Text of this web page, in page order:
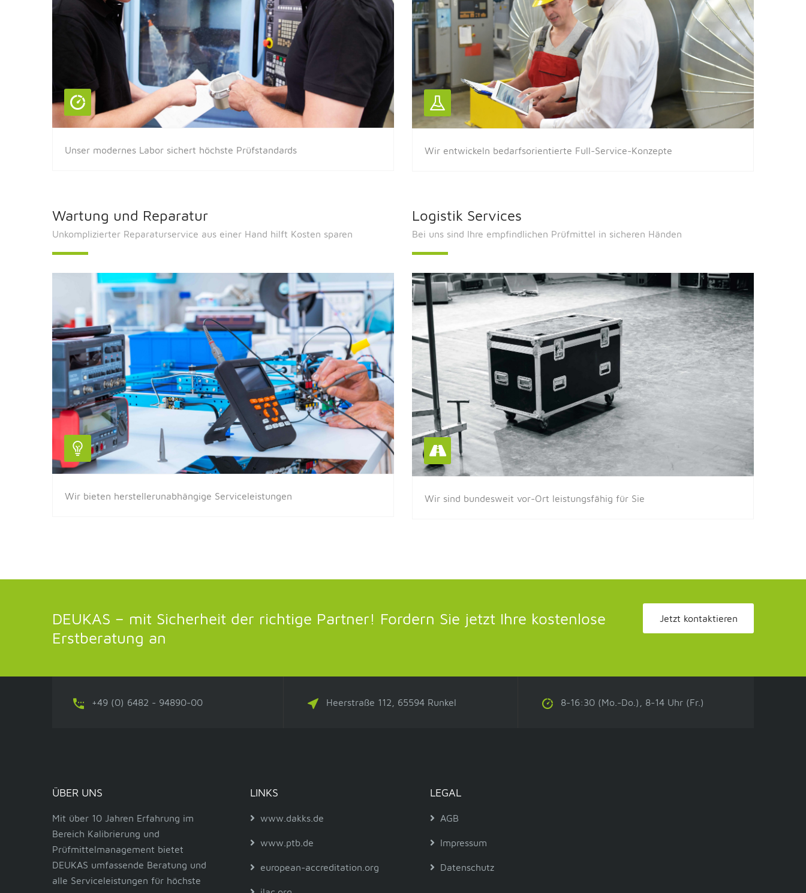
Unser modernes Labor sichert höchste Prüfstandards Wir entwickeln bedarfsorientierte Full-Service-Konzepte
Wartung und Reparatur
Unkomplizierter Reparaturservice aus einer Hand hilft Kosten sparen
Wir bieten herstellerunabhängige Serviceleistungen
Logistik Services
Bei uns sind Ihre empfindlichen Prüfmittel in sicheren Händen
Wir sind bundesweit vor-Ort leistungsfähig für Sie
DEUKAS – mit Sicherheit der richtige Partner! Fordern Sie jetzt Ihre kostenlose
Erstberatung an
Jetzt kontaktieren
+49 (0) 6482 - 94890-00 Heerstraße 112, 65594 Runkel 8-16:30 (Mo.-Do.), 8-14 Uhr (Fr.)
ÜBER UNS
Mit über 10 Jahren Erfahrung im
Bereich Kalibrierung und
Prüfmittelmanagement bietet
DEUKAS umfassende Beratung und
alle Serviceleistungen für höchste
LINKS
www.dakks.de
www.ptb.de
european-accreditation.org
LEGAL
AGB
Impressum
Datenschutz